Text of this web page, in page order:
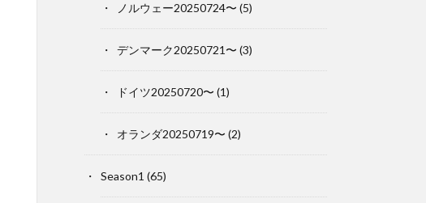
ノルウェー20250724〜 (5)
デンマーク20250721〜 (3)
ドイツ20250720〜 (1)
オランダ20250719〜 (2)
Season1 (65)